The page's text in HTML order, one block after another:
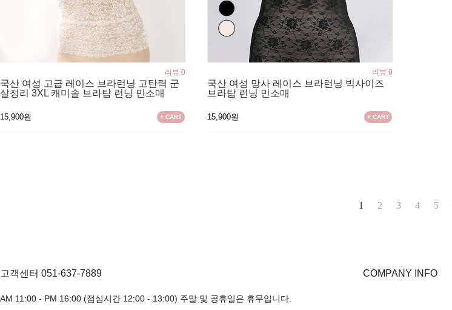
리뷰 0
국산 여성 고급 레이스 브라런닝 고탄력 군
살정리 3XL 캐미솔 브라탑 런닝 민소매
15,900원 + CART
리뷰 0
국산 여성 망사 레이스 브라런닝 빅사이즈
브라탑 런닝 민소매
15,900원 + CART
1 2 3 4 5
고객센터 051-637-7889
AM 11:00 - PM 16:00 (점심시간 12:00 - 13:00) 주말 및 공휴일은 휴무입니다.
COMPANY INFO